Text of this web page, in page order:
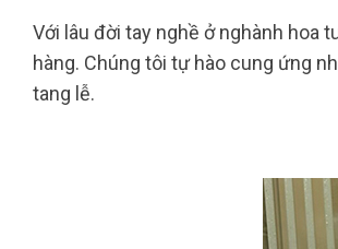
Với lâu đời tay nghề ở nghành hoa
hàng. Chúng tôi tự hào cung ứng
tang lễ.